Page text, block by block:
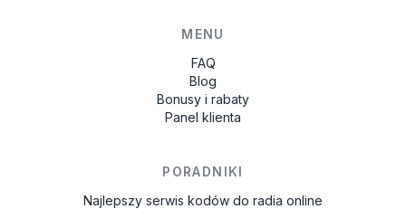
MENU
FAQ
Blog
Bonusy i rabaty
Panel klienta
PORADNIKI
Najlepszy serwis kodów do radia online